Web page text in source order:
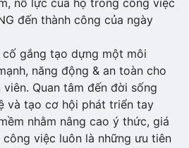
đến thành công của ngày
cố gắng tạo dựng một môi
năng động & an toàn cho
Quan tâm đến đời sống
và tạo cơ hội phát triển tay
nhằm nâng cao ý thức, giá
việc luôn là những ưu tiên